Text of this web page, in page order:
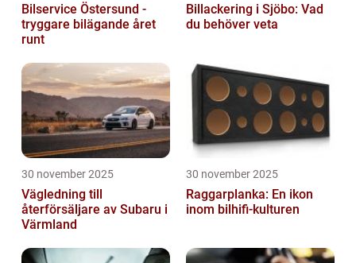
Bilservice Östersund -
tryggare bilägande året
runt
Billackering i Sjöbo: Vad
du behöver veta
30 november 2025
Vägledning till
återförsäljare av Subaru i
Värmland
30 november 2025
Raggarplanka: En ikon
inom bilhifi-kulturen